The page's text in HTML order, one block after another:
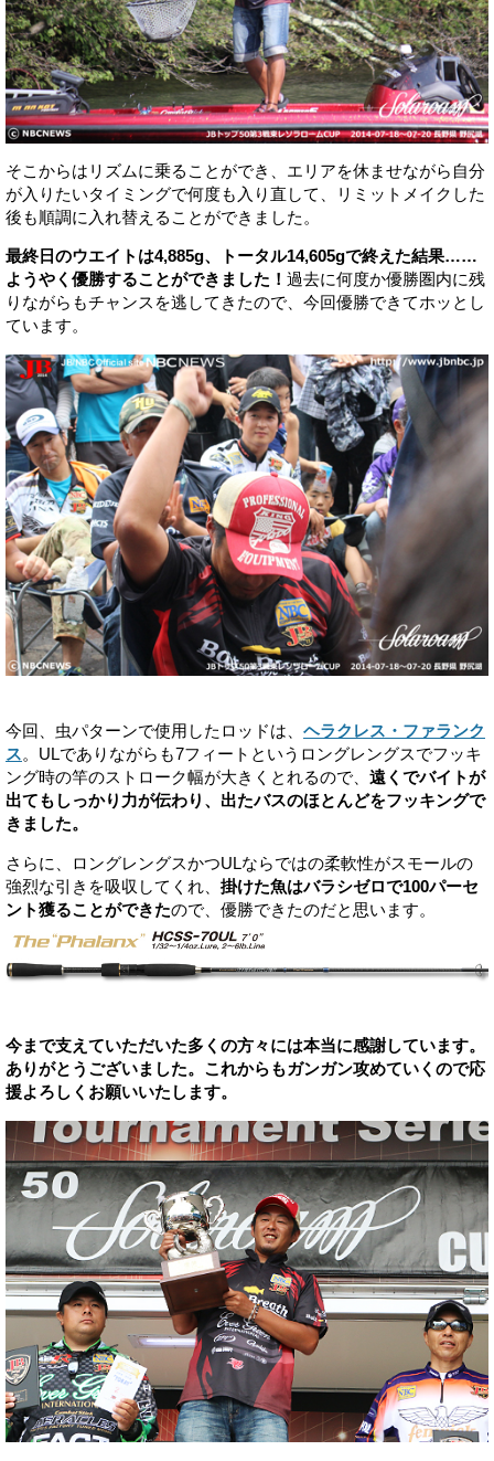
そこからはリズムに乗ることができ、エリアを休ませながら自分
が入りたいタイミングで何度も入り直して、リミットメイクした
後も順調に入れ替えることができました。
最終日のウエイトは4,885g、トータル14,605gで終えた結果……
ようやく優勝することができました！ 過去に何度か優勝圏内に残
りながらもチャンスを逃してきたので、今回優勝できてホッとし
ています。
今回、虫パターンで使用したロッドは、 ヘラクレス・ファランク
ス。ULでありながらも7フィートというロングレングスでフッキ
ング時の竿のストローク幅が大きくとれるので、 遠くでバイトが
出てもしっかり力が伝わり、出たバスのほとんどをフッキングで
きました。
さらに、ロングレングスかつULならではの柔軟性がスモールの
強烈な引きを吸収してくれ、 掛けた魚はバラシゼロで100パーセ
ント獲ることができたので、優勝できたのだと思います。
今まで支えていただいた多くの方々には本当に感謝しています。
ありがとうございました。これからもガンガン攻めていくので応
援よろしくお願いいたします。